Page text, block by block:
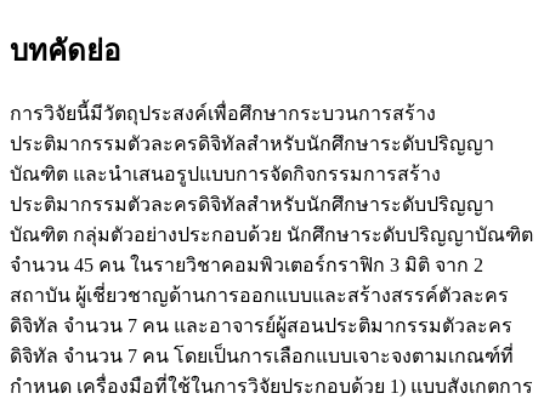
บทคัดย่อ
การวิจัยนี้มีวัตถุประสงค์เพื่อศึกษากระบวนการสร้าง
ประติมากรรมตัวละครดิจิทัลสำหรับนักศึกษาระดับปริญญา
บัณฑิต และนำเสนอรูปแบบการจัดกิจกรรมการสร้าง
ประติมากรรมตัวละครดิจิทัลสำหรับนักศึกษาระดับปริญญา
บัณฑิต กลุ่มตัวอย่างประกอบด้วย นักศึกษาระดับปริญญาบัณฑิต
จำนวน 45 คน ในรายวิชาคอมพิวเตอร์กราฟิก 3 มิติ จาก 2
สถาบัน ผู้เชี่ยวชาญด้านการออกแบบและสร้างสรรค์ตัวละคร
ดิจิทัล จำนวน 7 คน และอาจารย์ผู้สอนประติมากรรมตัวละคร
ดิจิทัล จำนวน 7 คน โดยเป็นการเลือกแบบเจาะจงตามเกณฑ์ที่
กำหนด เครื่องมือที่ใช้ในการวิจัยประกอบด้วย 1) แบบสังเกตการ